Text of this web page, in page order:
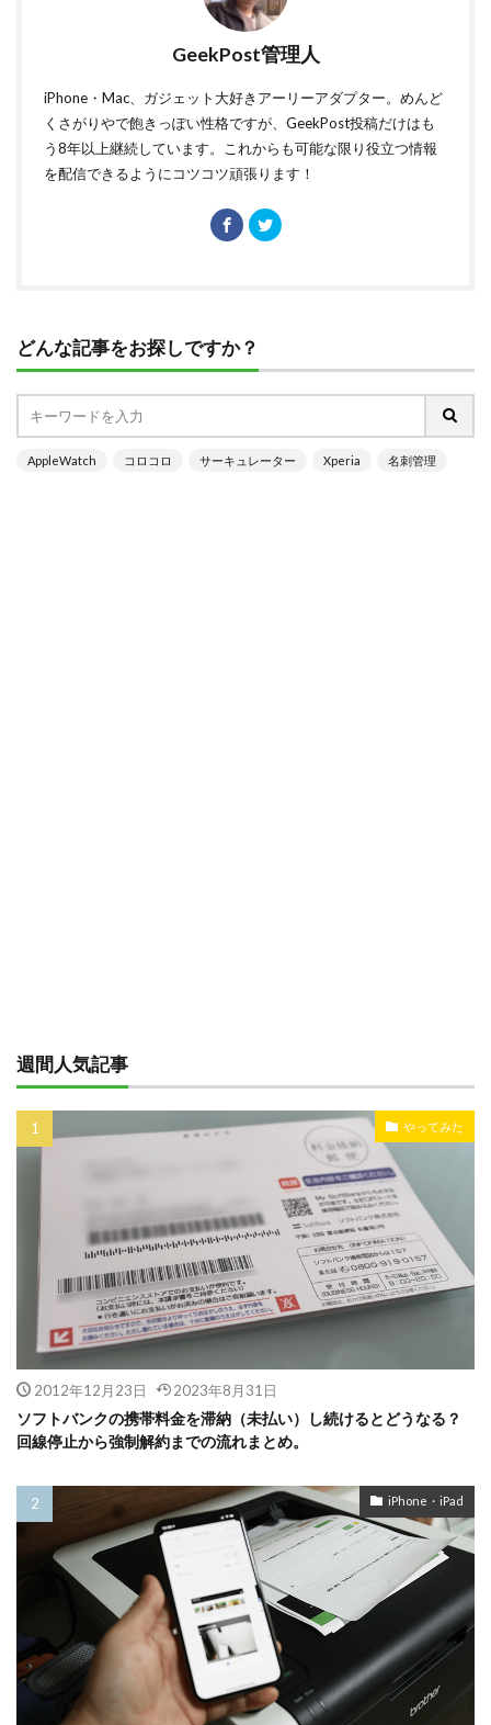
GeekPost管理人
iPhone・Mac、ガジェット大好きアーリーアダプター。めんど
くさがりやで飽きっぽい性格ですが、GeekPost投稿だけはも
う8年以上継続しています。これからも可能な限り役立つ情報
を配信できるようにコツコツ頑張ります！
どんな記事をお探しですか？
AppleWatch コロコロ サーキュレーター Xperia 名刺管理
週間人気記事
やってみた
2012年12月23日 2023年8月31日
ソフトバンクの携帯料金を滞納（未払い）し続けるとどうなる？
回線停止から強制解約までの流れまとめ。
iPhone・iPad